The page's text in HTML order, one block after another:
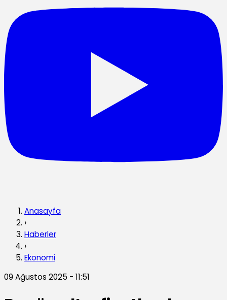
Anasayfa
›
Haberler
›
Ekonomi
09 Ağustos 2025 - 11:51